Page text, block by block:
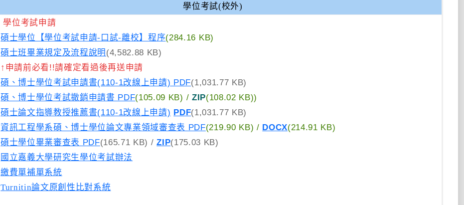
學位考試(校外)
學位考試申請
碩士學位【學位考試申請-口試-離校】程序(284.16 KB)
碩士班畢業規定及流程說明 (4,582.88 KB)
↑申請前必看!!請確定看過後再送申請
碩、博士學位考試申請書(110-1改線上申請) PDF(1,031.77 KB)
碩、博士學位考試撤銷申請書 PDF(105.09 KB) / ZIP(108.02 KB))
碩士論文指導教授推薦書(110-1改線上申請) PDF(1,031.77 KB)
資訊工程學系碩、博士學位論文專業領域審查表 PDF(219.90 KB) / DOCX(214.91 KB)
碩士學位畢業審查表 PDF(165.71 KB) /ZIP(175.03 KB)
國立嘉義大學研究生學位考試辦法
繳費單補單系統
Turnitin論文原創性比對系統